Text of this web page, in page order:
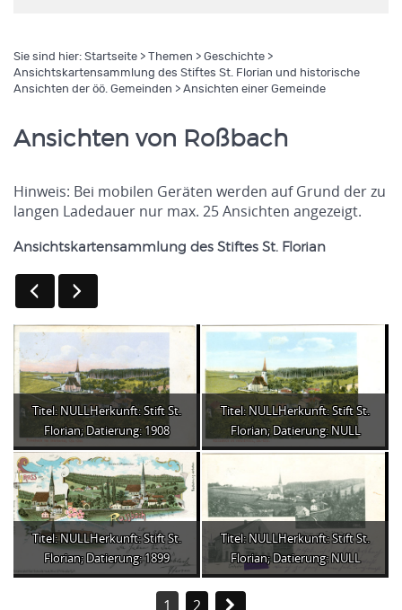
Sie sind hier: Startseite > Themen > Geschichte >
Ansichtskartensammlung des Stiftes St. Florian und historische
Ansichten der öö. Gemeinden > Ansichten einer Gemeinde
Ansichten von Roßbach
Hinweis: Bei mobilen Geräten werden auf Grund der zu
langen Ladedauer nur max. 25 Ansichten angezeigt.
Ansichtskartensammlung des Stiftes St. Florian
Titel: NULLHerkunft: Stift St.
Florian; Datierung: 1908
Titel: NULLHerkunft: Stift St.
Florian; Datierung: NULL
Titel: NULLHerkunft: Stift St.
Florian; Datierung: 1899
Titel: NULLHerkunft: Stift St.
Florian; Datierung: NULL
1 2